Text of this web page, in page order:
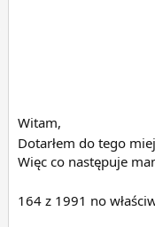
Witam,
Dotarłem do tego
Więc co następuje
164 z 1991 no